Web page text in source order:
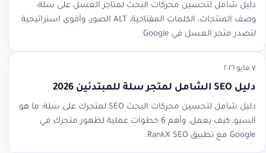
دليل شامل لتحسين محركات البحث لمتاجر العسل على سلة:
وصف المنتجات، الكلمات المفتاحية، ALT الصور، وأقوى استراتيجية
لتصدر متجر العسل في Google.
٧ مايو ٢٠٢٦
دليل SEO الشامل لمتجر سلة للمبتدئين 2026
دليل شامل لتحسين محركات البحث SEO لمتجرك على سلة: ما هو
السيو، كيف يعمل، وأهم 6 خطوات عملية لظهور متجرك في
Google مع تطبيق RankX SEO.